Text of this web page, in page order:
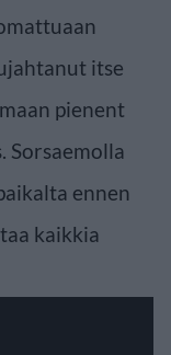
itse
pienent
Sorsaemolla
ennen
kaikkia